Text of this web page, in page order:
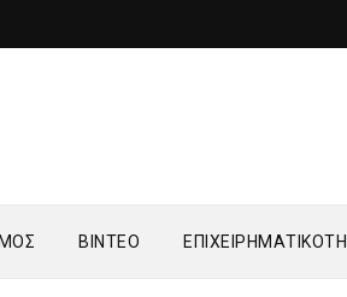
ΒΙΝΤΕΟ